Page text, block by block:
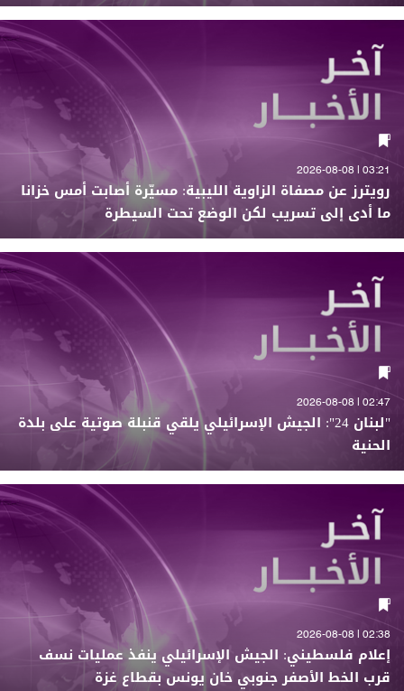
03:21 | 2026-08-08
رويترز عن مصفاة الزاوية الليبية: مسيّرة أصابت أمس خزانا
ما أدى إلى تسريب لكن الوضع تحت السيطرة
02:47 | 2026-08-08
"لبنان 24": الجيش الإسرائيلي يلقي قنبلة صوتية على بلدة
الحنية
02:38 | 2026-08-08
إعلام فلسطيني: الجيش الإسرائيلي ينفذ عمليات نسف
قرب الخط الأصفر جنوبي خان يونس بقطاع غزة